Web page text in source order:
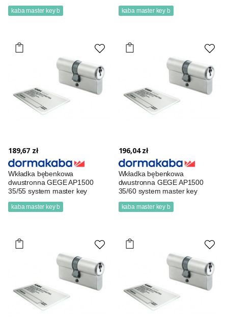
kaba master key b kaba master key b
189,67 zł
Wkładka bębenkowa
dwustronna GEGE AP1500
35/55 system master key
kaba master key b
196,04 zł
Wkładka bębenkowa
dwustronna GEGE AP1500
35/60 system master key
kaba master key b